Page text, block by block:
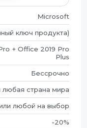
Microsoft
ключ продукта)
+ Office 2019 Pro
Plus
Бессрочно
любая страна мира
любой на выбор
-20%